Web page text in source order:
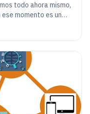
todo ahora mismo,
momento es un
en el futuro.
de su sitio web